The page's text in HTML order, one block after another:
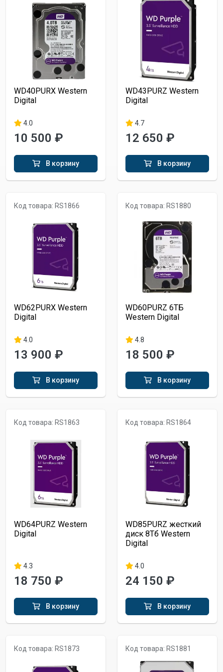
WD40PURX Western
Digital
4.0
10 500 ₽
В корзину
WD43PURZ Western
Digital
4.7
12 650 ₽
В корзину
Код товара: RS1866
WD62PURX Western
Digital
4.0
13 900 ₽
В корзину
Код товара: RS1880
WD60PURZ 6ТБ
Western Digital
4.8
18 500 ₽
В корзину
Код товара: RS1863
WD64PURZ Western
Digital
4.3
18 750 ₽
В корзину
Код товара: RS1864
WD85PURZ жесткий
диск 8Тб Western
Digital
4.0
24 150 ₽
В корзину
Код товара: RS1873 Код товара: RS1881